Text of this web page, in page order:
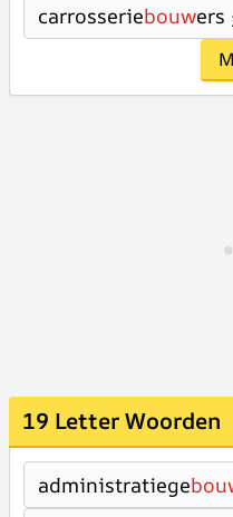
carrosseriebouwers
19 Letter Woorden
administratiege